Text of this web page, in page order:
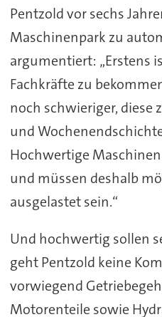
Pentzold vor sechs
Maschinenpark zu
argumentiert: „Erstens
Fachkräfte zu
noch schwieriger, diese
und
Hochwertige
und müssen deshalb
ausgelastet sein.“
Und hochwertig sollen
geht Pentzold keine
vorwiegend
Motorenteile sowie